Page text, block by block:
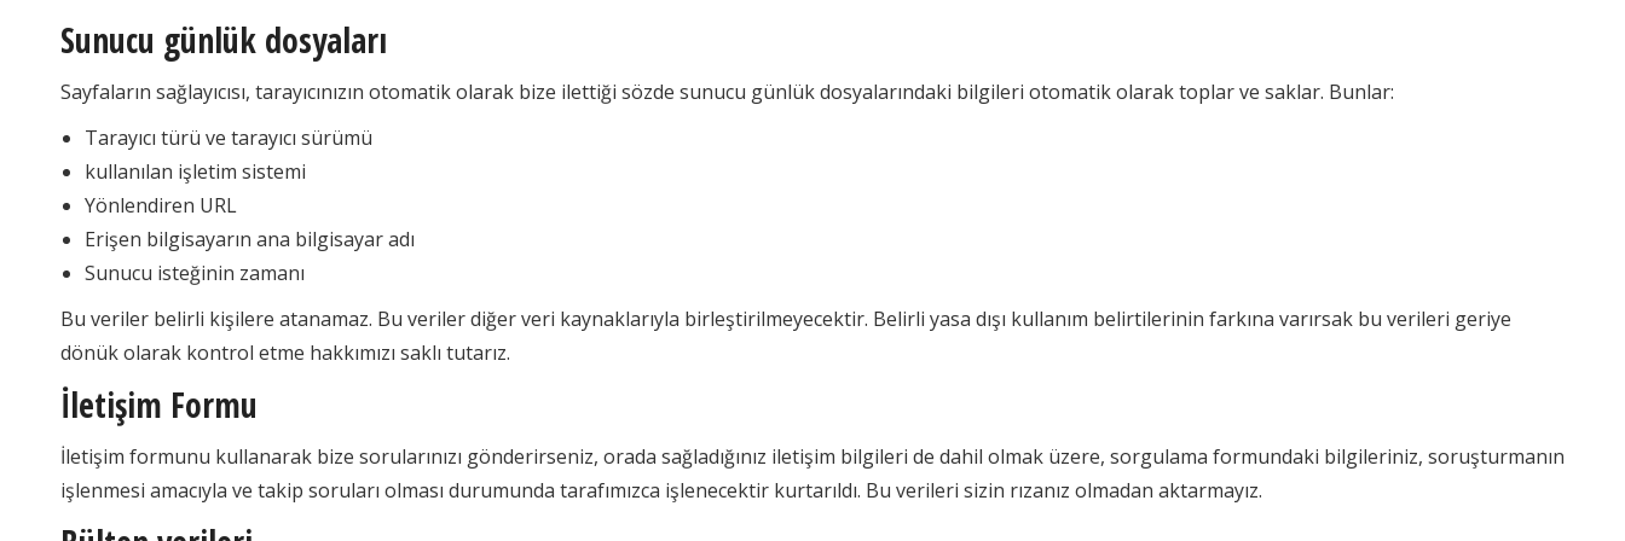
Sunucu günlük dosyaları
Sayfaların sağlayıcısı, tarayıcınızın otomatik olarak bize ilettiği sözde sunucu günlük dosyalarındaki bilgileri otomatik olarak toplar ve saklar. Bunlar:
Tarayıcı türü ve tarayıcı sürümü
kullanılan işletim sistemi
Yönlendiren URL
Erişen bilgisayarın ana bilgisayar adı
Sunucu isteğinin zamanı
Bu veriler belirli kişilere atanamaz. Bu veriler diğer veri kaynaklarıyla birleştirilmeyecektir. Belirli yasa dışı kullanım belirtilerinin farkına varırsak bu verileri geriye
dönük olarak kontrol etme hakkımızı saklı tutarız.
İletişim Formu
İletişim formunu kullanarak bize sorularınızı gönderirseniz, orada sağladığınız iletişim bilgileri de dahil olmak üzere, sorgulama formundaki bilgileriniz, soruşturmanın
işlenmesi amacıyla ve takip soruları olması durumunda tarafımızca işlenecektir kurtarıldı. Bu verileri sizin rızanız olmadan aktarmayız.